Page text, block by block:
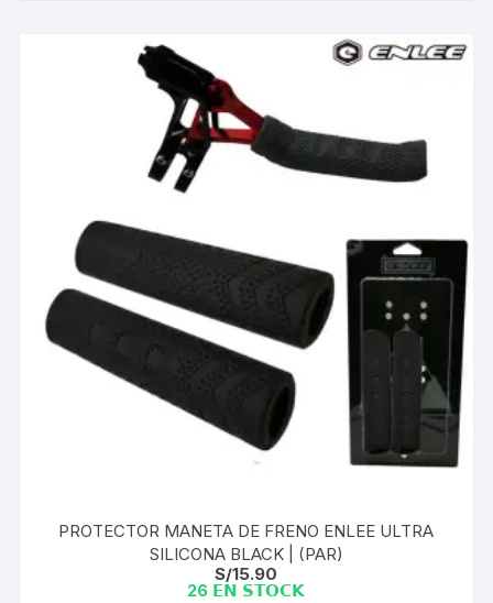
PROTECTOR MANETA DE FRENO ENLEE ULTRA
SILICONA BLACK | (PAR)
S/15.90
26 𝗘𝗡 𝗦𝗧𝗢𝗖𝗞